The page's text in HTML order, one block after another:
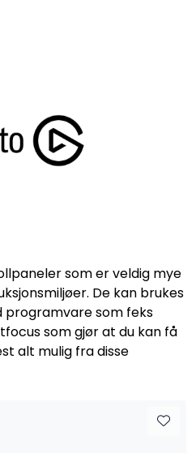
som er veldig mye
De kan brukes
programvare som feks
som gjør at du kan få
alt mulig fra disse